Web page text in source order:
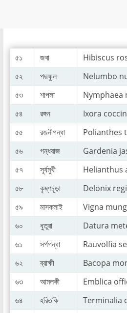
৫১ জবা
Hibiscus
৫২
পদ্মফুল
Nelumbo
৫৩
শাপলা
Nymphaea
৫৪
রঙ্গন
Ixora
৫৫
রজনীগন্ধা
Polianthes­
৫৬
গন্ধরাজ
Gardenia
৫৭
সূর্যমুখী
Helianthus
৫৮
কৃষ্ণচূড়া
Delonix
৫৯
মাসকলাই
Vigna
৬০
ধুতুরা
Datura
৬১
সর্পগন্ধা
Rauvolfia
৬২
ব্রাক্ষী
Bacopa
৬৩
আমলকী
Emblica
৬৪
হরিতকি
Terminalia